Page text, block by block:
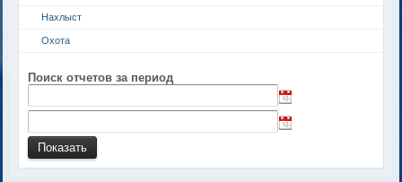
Нахлыст
Охота
Поиск отчетов за период